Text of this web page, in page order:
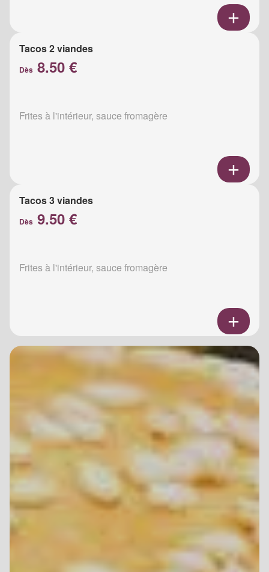
Tacos 2 viandes
Dès 8.50 €
Frites à l'intérieur, sauce fromagère
Tacos 3 viandes
Dès 9.50 €
Frites à l'intérieur, sauce fromagère